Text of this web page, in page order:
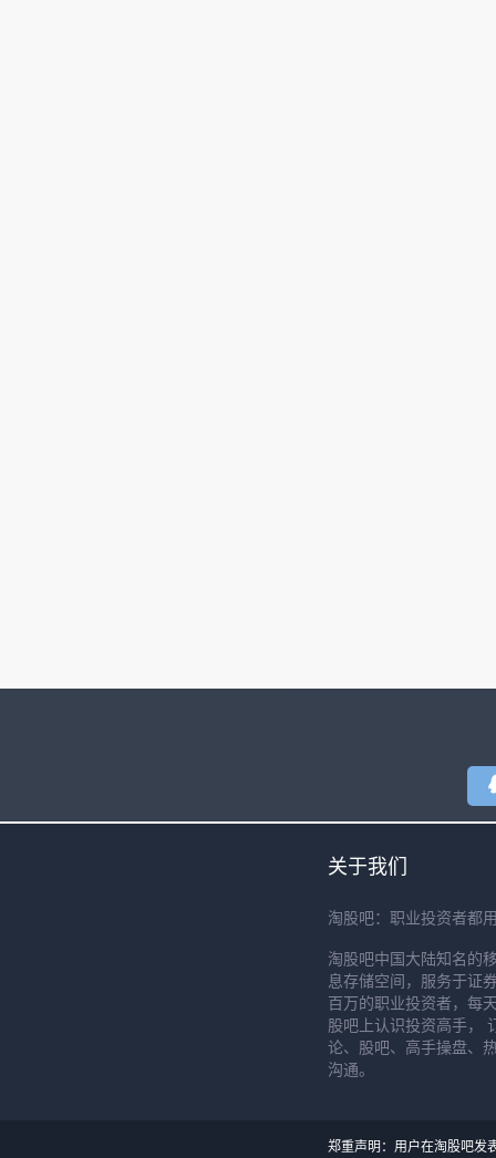
关于我们
淘股吧：职业投资者都
淘股吧中国大陆知名的
息存储空间，服务于证
百万的职业投资者，每
股吧上认识投资高手，
论、股吧、高手操盘、
沟通。
郑重声明：用户在淘股吧发